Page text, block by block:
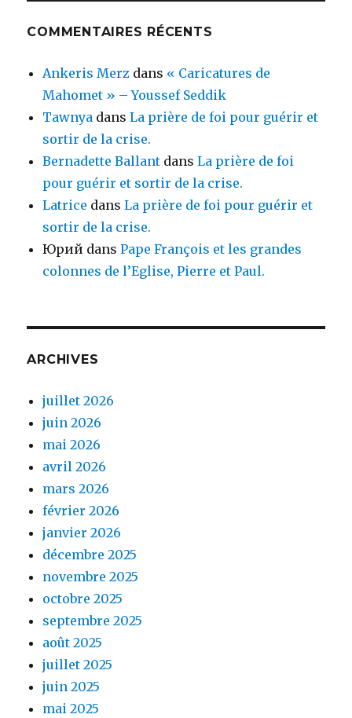
COMMENTAIRES RÉCENTS
Ankeris Merz dans « Caricatures de
Mahomet » – Youssef Seddik
Tawnya dansLa prière de foi pour guérir et
sortir de la crise.
Bernadette Ballant dansLa prière de foi
pour guérir et sortir de la crise.
Latrice dansLa prière de foi pour guérir et
sortir de la crise.
Юрий dansPape François et les grandes
colonnes de l’Eglise, Pierre et Paul.
ARCHIVES
juillet 2026
juin 2026
mai 2026
avril 2026
mars 2026
février 2026
janvier 2026
décembre 2025
novembre 2025
octobre 2025
septembre 2025
août 2025
juillet 2025
juin 2025
mai 2025